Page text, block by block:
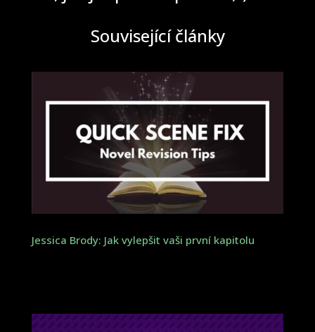
Související články
Jessica Brody: Jak vylepšit vaši první kapitolu